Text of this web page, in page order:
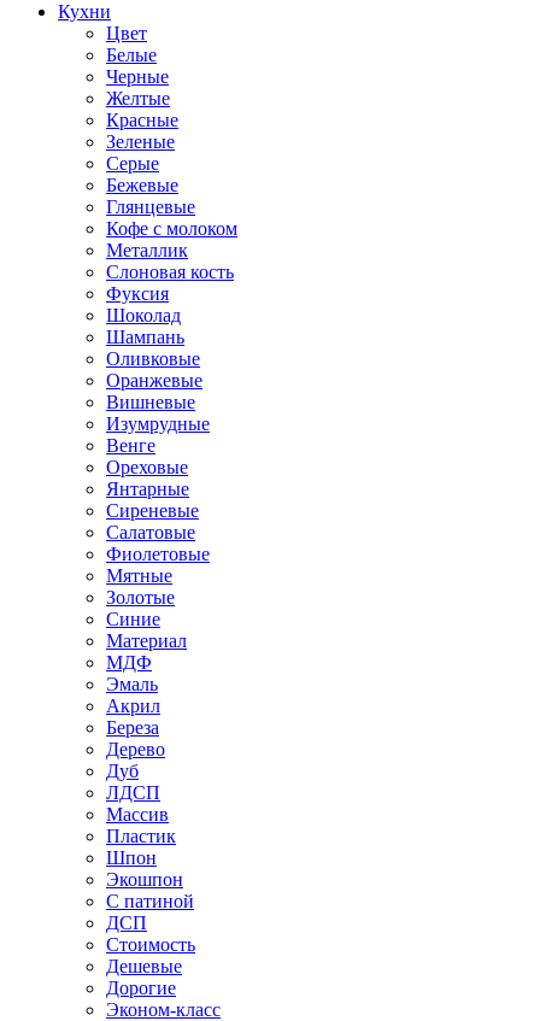
Кухни
Цвет
Белые
Черные
Желтые
Красные
Зеленые
Серые
Бежевые
Глянцевые
Кофе с молоком
Металлик
Слоновая кость
Фуксия
Шоколад
Шампань
Оливковые
Оранжевые
Вишневые
Изумрудные
Венге
Ореховые
Янтарные
Сиреневые
Салатовые
Фиолетовые
Мятные
Золотые
Синие
Материал
МДФ
Эмаль
Акрил
Береза
Дерево
Дуб
ЛДСП
Массив
Пластик
Шпон
Экошпон
С патиной
ДСП
Стоимость
Дешевые
Дорогие
Эконом-класс